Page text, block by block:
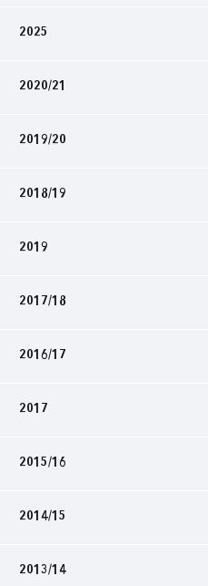
2025
2020/21
2019/20
2018/19
2019
2017/18
2016/17
2017
2015/16
2014/15
2013/14